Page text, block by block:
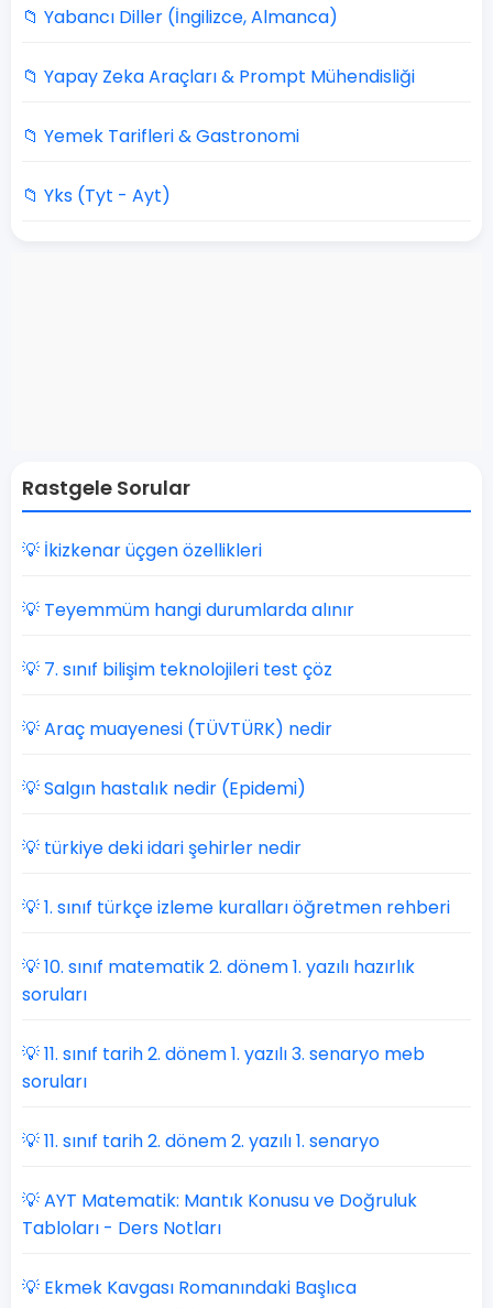
📁 Yabancı Diller (İngilizce, Almanca)
📁 Yapay Zeka Araçları & Prompt Mühendisliği
📁 Yemek Tarifleri & Gastronomi
📁 Yks (Tyt - Ayt)
Rastgele Sorular
💡 İkizkenar üçgen özellikleri
💡 Teyemmüm hangi durumlarda alınır
💡 7. sınıf bilişim teknolojileri test çöz
💡 Araç muayenesi (TÜVTÜRK) nedir
💡 Salgın hastalık nedir (Epidemi)
💡 türkiye deki idari şehirler nedir
💡 1. sınıf türkçe izleme kuralları öğretmen rehberi
💡 10. sınıf matematik 2. dönem 1. yazılı hazırlık
soruları
💡 11. sınıf tarih 2. dönem 1. yazılı 3. senaryo meb
soruları
💡 11. sınıf tarih 2. dönem 2. yazılı 1. senaryo
💡 AYT Matematik: Mantık Konusu ve Doğruluk
Tabloları - Ders Notları
💡 Ekmek Kavgası Romanındaki Başlıca